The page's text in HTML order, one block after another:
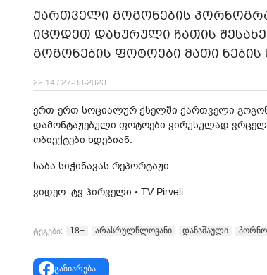
ქართველი გოგონების
იცოდეთ დახურული ჩათის
გოგონების ფოტოები მათი
22:14 / 27-08-2023
ერთ-ერთ სოციალურ ქსელში ქართველი
დამონტაჟებული ფოტოები ვირუსულად
ობიექტები ხდებიან.
საბა სიჭინავას რეპორტაჟი.
ვიდეო: ტვ პირველი • TV Pirveli
ტეგები: 18+ არასრულწლოვანი დანაშაული
გაზიარება